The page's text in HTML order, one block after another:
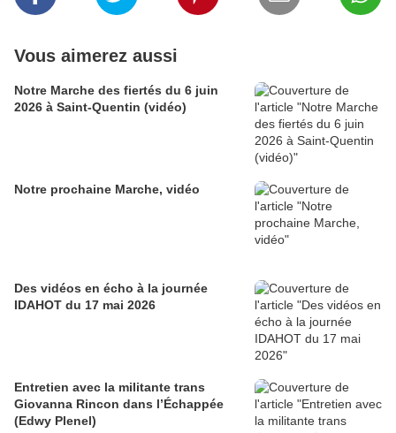
Vous aimerez aussi
Notre Marche des fiertés du 6 juin
2026 à Saint-Quentin (vidéo)
Notre prochaine Marche, vidéo
Des vidéos en écho à la journée
IDAHOT du 17 mai 2026
Entretien avec la militante trans
Giovanna Rincon dans l’Échappée
(Edwy Plenel)